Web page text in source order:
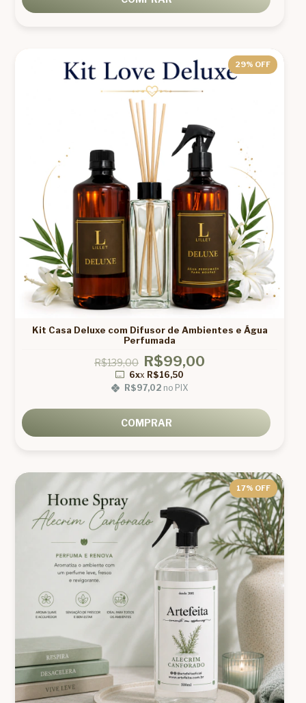
29% OFF
Kit Casa Deluxe com Difusor de Ambientes e Água
Perfumada
R$139,00 R$99,00
6xx R$16,50
R$97,02 no PIX
COMPRAR
17% OFF